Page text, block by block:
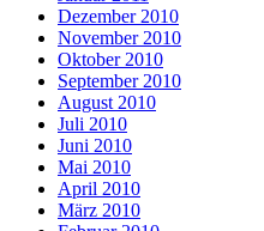
Dezember 2010
November 2010
Oktober 2010
September 2010
August 2010
Juli 2010
Juni 2010
Mai 2010
April 2010
März 2010